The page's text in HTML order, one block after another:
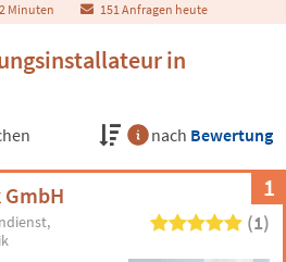
2 Minuten 151 Anfragen heute
in
nach Bewertung
1
(1)